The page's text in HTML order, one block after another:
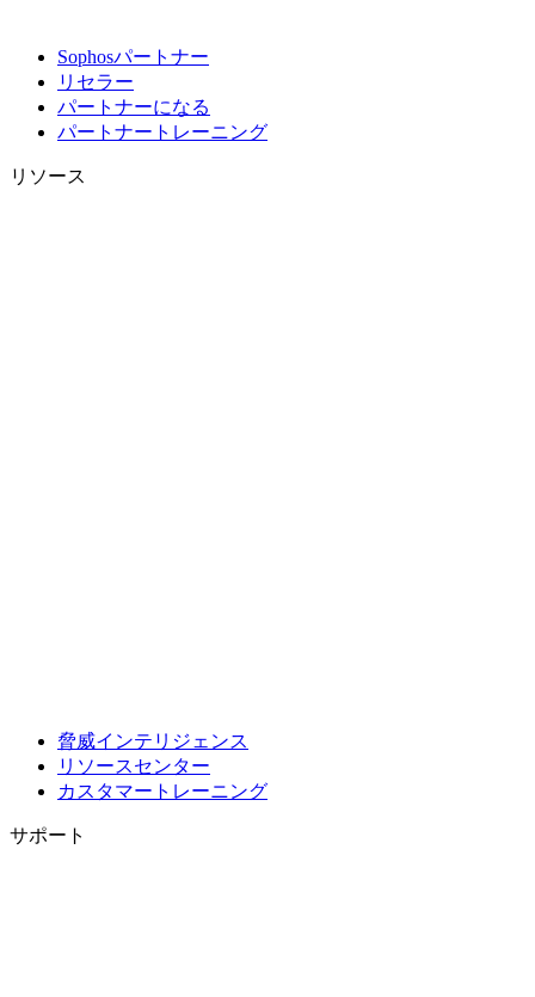
Sophosパートナー
リセラー
パートナーになる
パートナートレーニング
リソース
脅威インテリジェンス
リソースセンター
カスタマートレーニング
サポート